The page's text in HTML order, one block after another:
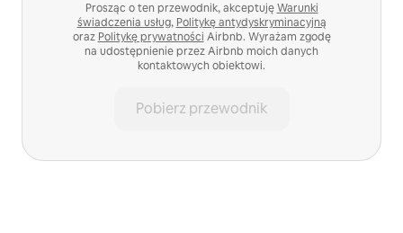
Prosząc o ten przewodnik, akceptujęWarunki
świadczenia usług, Politykę antydyskryminacyjną
oraz Politykę prywatności Airbnb. Wyrażam zgodę
na udostępnienie przez Airbnb moich danych
kontaktowych obiektowi.
Pobierz przewodnik